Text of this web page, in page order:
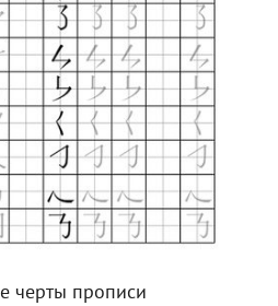
черты прописи